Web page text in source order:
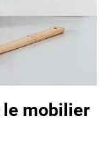
le mobilier